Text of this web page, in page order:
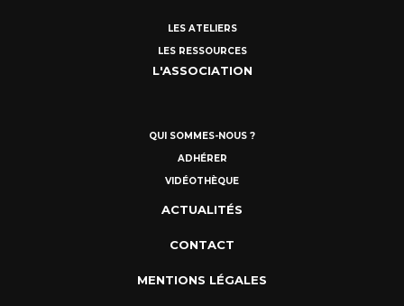
LES ATELIERS
LES RESSOURCES
L'ASSOCIATION
QUI SOMMES-NOUS ?
ADHÉRER
VIDÉOTHÈQUE
ACTUALITÉS
CONTACT
MENTIONS LÉGALES